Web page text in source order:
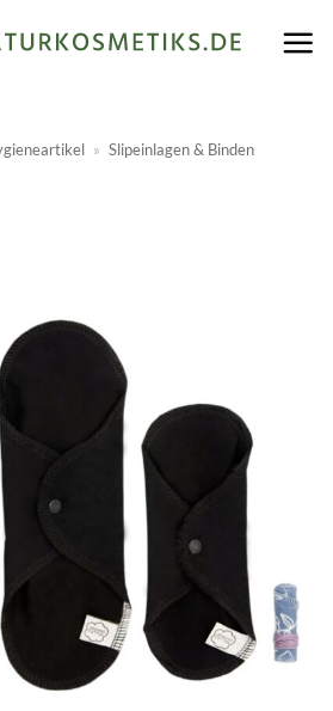
» Slipeinlagen & Binden